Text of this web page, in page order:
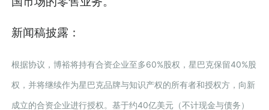
新闻稿披露：
根据协议，博裕将持有合资企业至多60%股权，星巴克保留40%股
权，并将继续作为星巴克品牌与知识产权的所有者和授权方，向新
成立的合资企业进行授权。基于约40亿美元（不计现金与债务）